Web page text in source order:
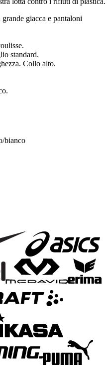
giacca e pantaloni
standard.
Collo alto.
bianco